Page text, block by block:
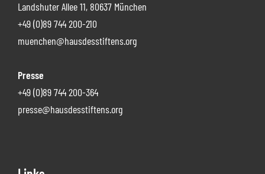
Landshuter Allee 11, 80637 München
+49 (0)89 744 200-210
muenchen@hausdesstiftens.org
Presse
+49 (0)89 744 200-364
presse@hausdesstiftens.org